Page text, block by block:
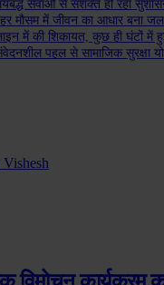
सेवाओं से सशक्त हो रहा
मौसम में जीवन का आधार बना
में की शिकायत, कुछ ही घंटों में
पहल से सामाजिक सुरक्षा